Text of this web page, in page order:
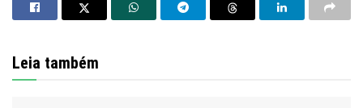
Leia também